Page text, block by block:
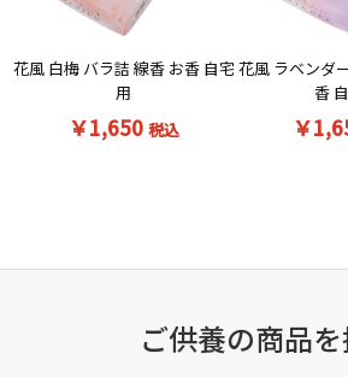
花風 白梅 バラ詰 線香 お香 自宅
用
￥1,650 税込
花風 ラベンダ
香
￥
ご供養の商品